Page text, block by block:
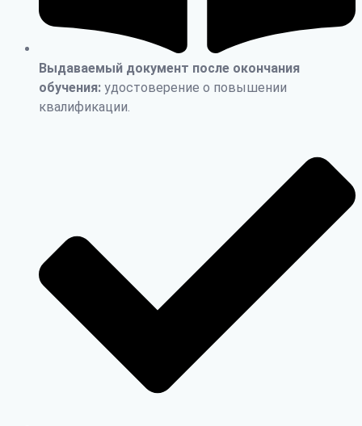
Выдаваемый документ после окончания
обучения: удостоверение о повышении
квалификации.